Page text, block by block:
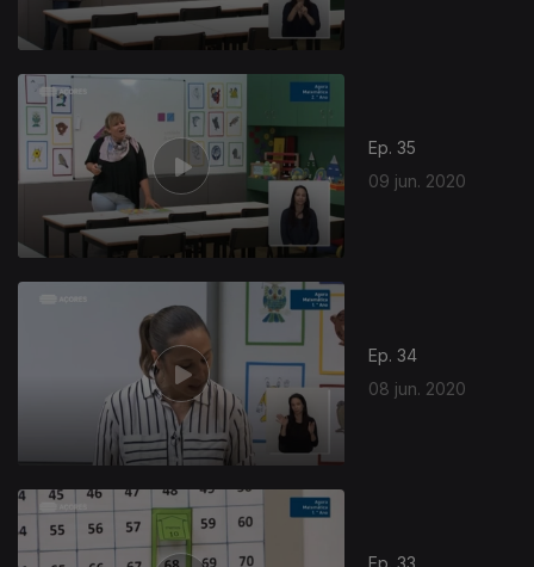
Ep. 35
09 jun. 2020
Ep. 34
08 jun. 2020
Ep. 33